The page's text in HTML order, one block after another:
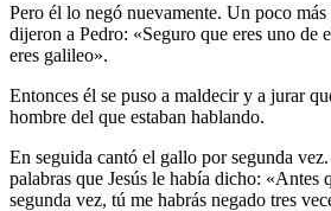
Pero él lo negó nuevamente. Un poco
dijeron a Pedro: «Seguro que eres uno de
eres galileo».
Entonces él se puso a maldecir y a jurar
hombre del que estaban hablando.
En seguida cantó el gallo por segunda
palabras que Jesús le había dicho: «Antes
segunda vez, tú me habrás negado tres